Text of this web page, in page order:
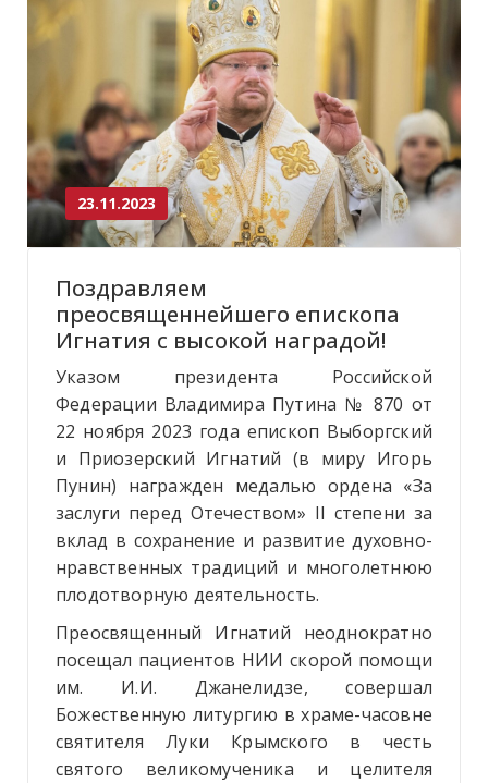
23.11.2023
Поздравляем
преосвященнейшего епископа
Игнатия с высокой наградой!
Указом президента Российской
Федерации Владимира Путина № 870 от
22 ноября 2023 года епископ Выборгский
и Приозерский Игнатий (в миру Игорь
Пунин) награжден медалью ордена «За
заслуги перед Отечеством» II степени за
вклад в сохранение и развитие духовно-
нравственных традиций и многолетнюю
плодотворную деятельность.
Преосвященный Игнатий неоднократно
посещал пациентов НИИ скорой помощи
им. И.И. Джанелидзе, совершал
Божественную литургию в храме-часовне
святителя Луки Крымского в честь
святого великомученика и целителя